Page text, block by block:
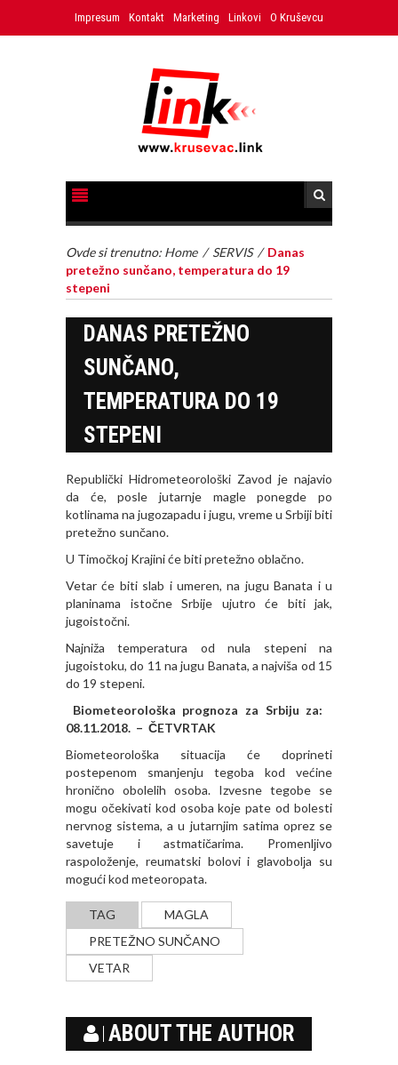
Impresum Kontakt Marketing Linkovi O Kruševcu
Ovde si trenutno: Home / SERVIS / Danas
pretežno sunčano, temperatura do 19
stepeni
DANAS PRETEŽNO
SUNČANO,
TEMPERATURA DO 19
STEPENI
Republički Hidrometeorološki Zavod je najavio
da će, posle jutarnje magle ponegde po
kotlinama na jugozapadu i jugu, vreme u Srbiji biti
pretežno sunčano.
U Timočkoj Krajini će biti pretežno oblačno.
Vetar će biti slab i umeren, na jugu Banata i u
planinama istočne Srbije ujutro će biti jak,
jugoistočni.
Najniža temperatura od nula stepeni na
jugoistoku, do 11 na jugu Banata, a najviša od 15
do 19 stepeni.
Biometeorološka prognoza za Srbiju za:
08.11.2018. – ČETVRTAK
Biometeorološka situacija će doprineti
postepenom smanjenju tegoba kod većine
hronično obolelih osoba. Izvesne tegobe se
mogu očekivati kod osoba koje pate od bolesti
nervnog sistema, a u jutarnjim satima oprez se
savetuje i astmatičarima. Promenlјivo
raspoloženje, reumatski bolovi i glavobolјa su
mogući kod meteoropata.
TAG
MAGLA
PRETEŽNO SUNČANO
VETAR
ABOUT THE AUTHOR